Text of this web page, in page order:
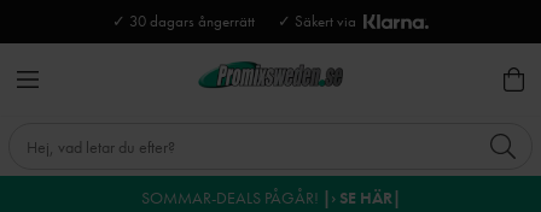
✓ 30 dagars ångerrätt ✓ Säkert via
SOMMAR-DEALS PÅGÅR! |› SE HÄR|